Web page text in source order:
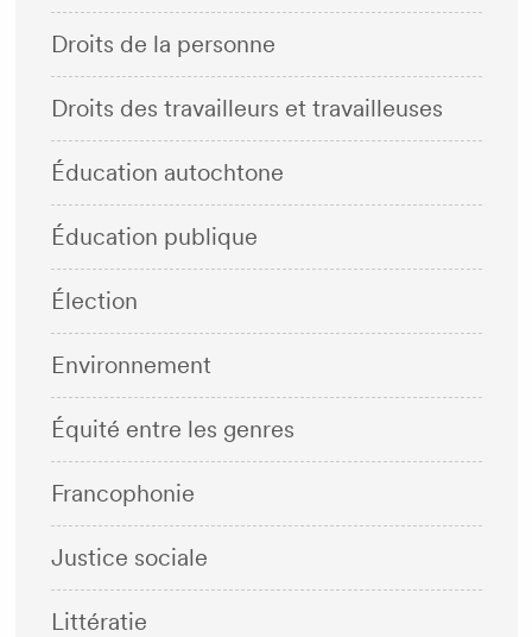
Droits de la personne
Droits des travailleurs et travailleuses
Éducation autochtone
Éducation publique
Élection
Environnement
Équité entre les genres
Francophonie
Justice sociale
Littératie